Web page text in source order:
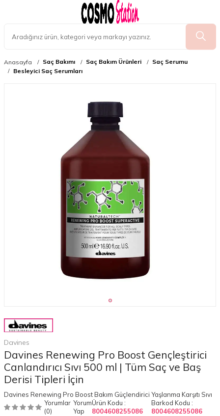
Anasayfa Saç Bakımı Saç Bakım Ürünleri
Saç Serumu
Besleyici Saç Serumları
Davines
Davines Renewing Pro Boost Gençleştirici
Canlandırıcı Sıvı 500 ml | Tüm Saç ve Baş
Derisi Tipleri İçin
Davines Renewing Pro Boost Bakım Güçlendirici Yaşlanma Karşıtı Sıvı
Yorumlar
(0)
Yorum
Yap
Ürün Kodu :
8004608255086
Barkod Kodu :
8004608255086